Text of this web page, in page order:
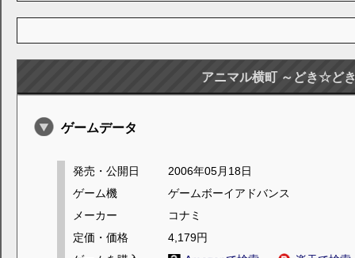
アニマル横町 ～どき☆ど
ゲームデータ
発売・公開日
2006年05月18日
ゲーム機
ゲームボーイアドバンス
メーカー
コナミ
定価・価格
4,179円